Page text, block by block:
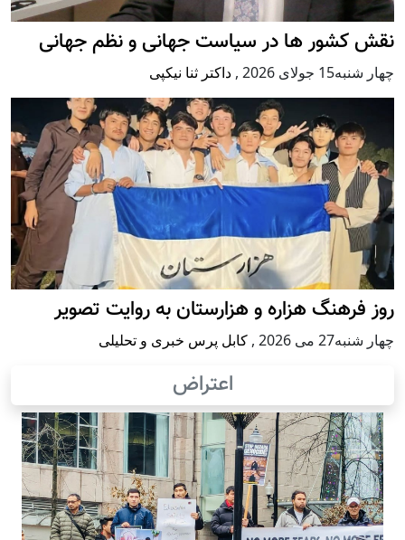
نقش کشور ها در سیاست جهانی و نظم جهانی
چهار شنبه15 جولای 2026 , داکتر ثنا نیکپی
روز فرهنگ هزاره و هزارستان به روایت تصویر
چهار شنبه27 می 2026 , کابل پرس خبری و تحلیلی
اعتراض